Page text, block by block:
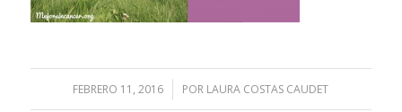
FEBRERO 11, 2016
/ POR LAURA COSTAS CAUDET